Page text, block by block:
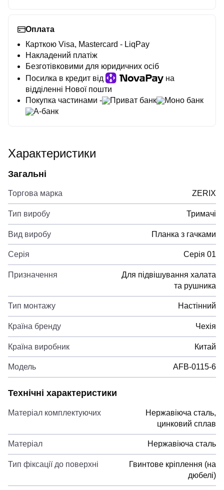
Оплата
Карткою Visa, Mastercard - LiqPay
Накладений платіж
Безготівковими для юридичних осіб
Посилка в кредит від
на
відділенні Нової пошти
Покупка частинами -
Приват банк
Моно банк
А-банк
Характеристики
Загальні
Торгова марка ZERIX
Тип виробу Тримачі
Вид виробу Планка з гачками
Серія Серія 01
Призначення
Для підвішування халата
та рушника
Тип монтажу Настінний
Країна бренду Чехія
Країна виробник Китай
Модель AFB-0115-6
Технічні характеристики
Матеріал комплектуючих
Нержавіюча сталь,
цинковий сплав
Матеріал Нержавіюча сталь
Тип фіксації до поверхні
Гвинтове кріплення (на
дюбелі)